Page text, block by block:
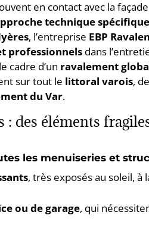
en contact avec la
technique spécifique
, l’entreprise EBP
professionnelsdans
cadre d’un ravalement
sur tout le littoral varois, de
du Var.
: des éléments
les menuiseries et
, très exposés au soleil, à
ou de garage, qui